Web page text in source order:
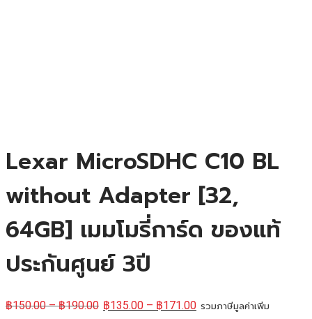
Lexar MicroSDHC C10 BL
without Adapter [32,
64GB] เมมโมรี่การ์ด ของแท้
ประกันศูนย์ 3ปี
฿150.00–฿190.00 ฿135.00 – ฿171.00 รวมภาษีมูลค่าเพิ่ม